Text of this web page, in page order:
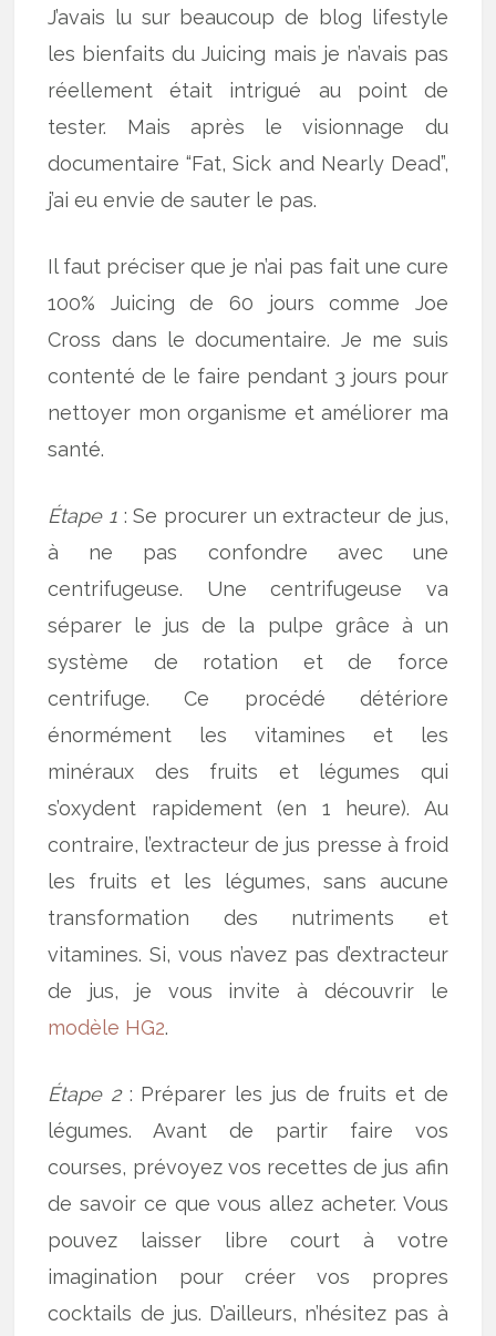
J’avais lu sur beaucoup de blog lifestyle
les bienfaits du Juicing mais je n’avais pas
réellement était intrigué au point de
tester. Mais après le visionnage du
documentaire “Fat, Sick and Nearly Dead”,
j’ai eu envie de sauter le pas.
Il faut préciser que je n’ai pas fait une cure
100% Juicing de 60 jours comme Joe
Cross dans le documentaire. Je me suis
contenté de le faire pendant 3 jours pour
nettoyer mon organisme et améliorer ma
santé.
Étape 1 : Se procurer un extracteur de jus,
à ne pas confondre avec une
centrifugeuse. Une centrifugeuse va
séparer le jus de la pulpe grâce à un
système de rotation et de force
centrifuge. Ce procédé détériore
énormément les vitamines et les
minéraux des fruits et légumes qui
s’oxydent rapidement (en 1 heure). Au
contraire, l’extracteur de jus presse à froid
les fruits et les légumes, sans aucune
transformation des nutriments et
vitamines. Si, vous n’avez pas d’extracteur
de jus, je vous invite à découvrir le
modèle HG2.
Étape 2: Préparer les jus de fruits et de
légumes. Avant de partir faire vos
courses, prévoyez vos recettes de jus afin
de savoir ce que vous allez acheter. Vous
pouvez laisser libre court à votre
imagination pour créer vos propres
cocktails de jus. D’ailleurs, n’hésitez pas à